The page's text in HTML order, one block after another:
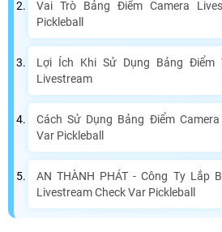
Vai Trò Bảng Điểm Camera
Pickleball
Lợi Ích Khi Sử Dụng Bảng Điểm
Livestream
Cách Sử Dụng Bảng Điểm
Var Pickleball
AN THÀNH PHÁT - Công Ty Lắp
Livestream Check Var Pickleball